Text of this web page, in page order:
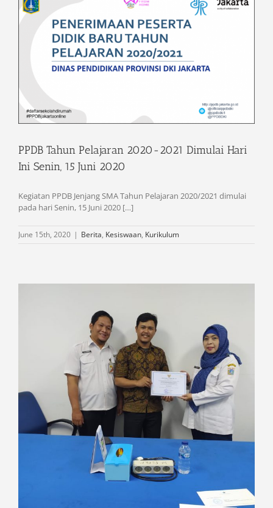
PPDB Tahun Pelajaran 2020-2021 Dimulai Hari
Ini Senin, 15 Juni 2020
Kegiatan PPDB Jenjang SMA Tahun Pelajaran 2020/2021 dimulai
pada hari Senin, 15 Juni 2020 […]
June 15th, 2020 | Berita, Kesiswaan, Kurikulum